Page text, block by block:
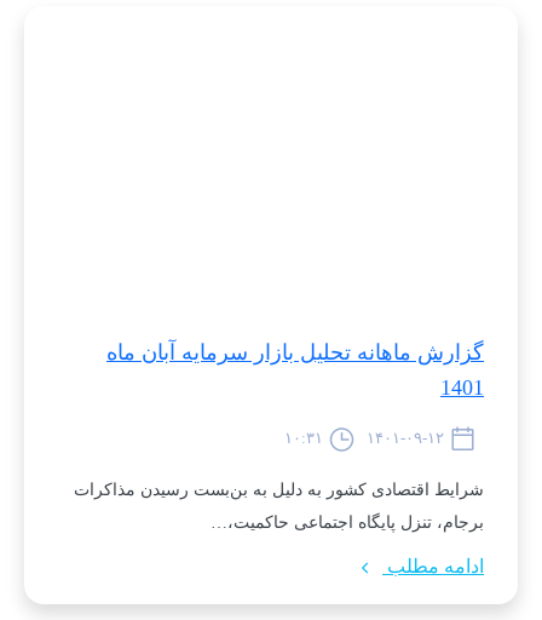
گزارش ماهانه تحلیل بازار سرمایه آبان ماه
1401
شرایط اقتصادی کشور به دلیل به بن‌بست رسیدن مذاکرات
برجام، تنزل پایگاه اجتماعی حاکمیت،…
ادامه مطلب